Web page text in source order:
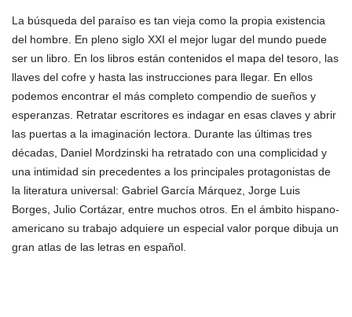
La búsqueda del paraíso es tan vieja como la propia existencia
del hombre. En pleno siglo XXI el mejor lugar del mundo puede
ser un libro. En los libros están contenidos el mapa del tesoro, las
llaves del cofre y hasta las instrucciones para llegar. En ellos
podemos encontrar el más completo compendio de sueños y
esperanzas. Retratar escritores es indagar en esas claves y abrir
las puertas a la imaginación lectora. Durante las últimas tres
décadas, Daniel Mordzinski ha retratado con una complicidad y
una intimidad sin precedentes a los principales protagonistas de
la literatura universal: Gabriel García Márquez, Jorge Luis
Borges, Julio Cortázar, entre muchos otros. En el ámbito hispano-
americano su trabajo adquiere un especial valor porque dibuja un
gran atlas de las letras en español.